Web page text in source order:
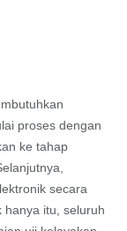
proses dengan
ke tahap
secara
hanya itu, seluruh